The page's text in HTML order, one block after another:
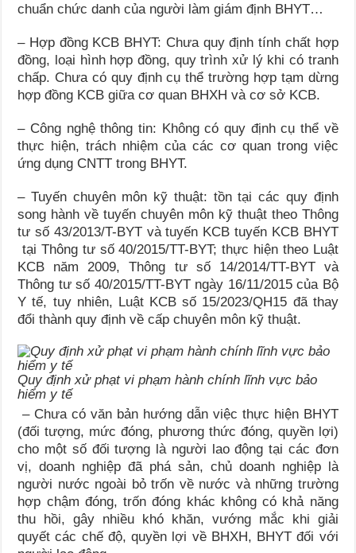
chuẩn chức danh của người làm giám định BHYT…
– Hợp đồng KCB BHYT: Chưa quy định tính chất hợp
đồng, loại hình hợp đồng, quy trình xử lý khi có tranh
chấp. Chưa có quy định cụ thể trường hợp tạm dừng
hợp đồng KCB giữa cơ quan BHXH và cơ sở KCB.
– Công nghệ thông tin: Không có quy định cụ thể về
thực hiện, trách nhiệm của các cơ quan trong việc
ứng dụng CNTT trong BHYT.
– Tuyến chuyên môn kỹ thuật: tồn tại các quy định
song hành về tuyến chuyên môn kỹ thuật theo Thông
tư số 43/2013/T-BYT và tuyến KCB tuyến KCB BHYT
tại Thông tư số 40/2015/TT-BYT; thực hiện theo Luật
KCB năm 2009, Thông tư số 14/2014/TT-BYT và
Thông tư số 40/2015/TT-BYT ngày 16/11/2015 của Bộ
Y tế, tuy nhiên, Luật KCB số 15/2023/QH15 đã thay
đổi thành quy định về cấp chuyên môn kỹ thuật.
Quy định xử phạt vi phạm hành chính lĩnh vực bảo
hiểm y tế
– Chưa có văn bản hướng dẫn việc thực hiện BHYT
(đối tượng, mức đóng, phương thức đóng, quyền lợi)
cho một số đối tượng là người lao động tại các đơn
vị, doanh nghiệp đã phá sản, chủ doanh nghiệp là
người nước ngoài bỏ trốn về nước và những trường
hợp chậm đóng, trốn đóng khác không có khả năng
thu hồi, gây nhiều khó khăn, vướng mắc khi giải
quyết các chế độ, quyền lợi về BHXH, BHYT đối với